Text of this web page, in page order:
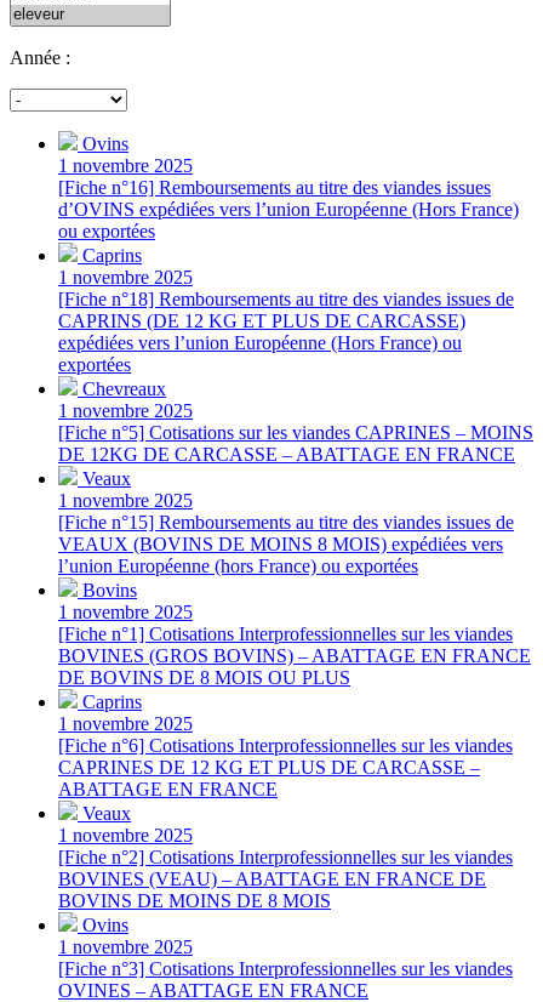
Année :
Ovins
1 novembre 2025
[Fiche n°16] Remboursements au titre des viandes issues
d’OVINS expédiées vers l’union Européenne (Hors France)
ou exportées
Caprins
1 novembre 2025
[Fiche n°18] Remboursements au titre des viandes issues de
CAPRINS (DE 12 KG ET PLUS DE CARCASSE)
expédiées vers l’union Européenne (Hors France) ou
exportées
Chevreaux
1 novembre 2025
[Fiche n°5] Cotisations sur les viandes CAPRINES – MOINS
DE 12KG DE CARCASSE – ABATTAGE EN FRANCE
Veaux
1 novembre 2025
[Fiche n°15] Remboursements au titre des viandes issues de
VEAUX (BOVINS DE MOINS 8 MOIS) expédiées vers
l’union Européenne (hors France) ou exportées
Bovins
1 novembre 2025
[Fiche n°1] Cotisations Interprofessionnelles sur les viandes
BOVINES (GROS BOVINS) – ABATTAGE EN FRANCE
DE BOVINS DE 8 MOIS OU PLUS
Caprins
1 novembre 2025
[Fiche n°6] Cotisations Interprofessionnelles sur les viandes
CAPRINES DE 12 KG ET PLUS DE CARCASSE –
ABATTAGE EN FRANCE
Veaux
1 novembre 2025
[Fiche n°2] Cotisations Interprofessionnelles sur les viandes
BOVINES (VEAU) – ABATTAGE EN FRANCE DE
BOVINS DE MOINS DE 8 MOIS
Ovins
1 novembre 2025
[Fiche n°3] Cotisations Interprofessionnelles sur les viandes
OVINES – ABATTAGE EN FRANCE